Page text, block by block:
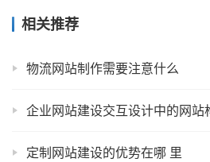
相关推荐
物流网站制作需要注意什么
企业网站建设交互设计中的网站
定制网站建设的优势在哪 里